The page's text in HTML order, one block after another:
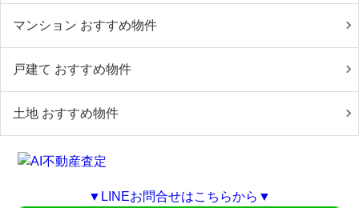
マンション おすすめ物件
戸建て おすすめ物件
土地 おすすめ物件
▼LINEお問合せはこちらから▼